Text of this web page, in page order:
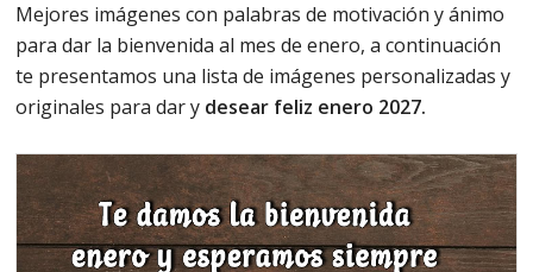
Mejores imágenes con palabras de motivación y ánimo
para dar la bienvenida al mes de enero, a continuación
te presentamos una lista de imágenes personalizadas y
originales para dar y desear feliz enero 2027.